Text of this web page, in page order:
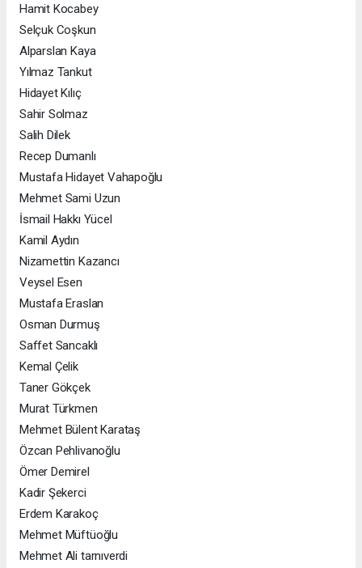
Hamit Kocabey
Selçuk Coşkun
Alparslan Kaya
Yılmaz Tankut
Hidayet Kılıç
Sahir Solmaz
Salih Dilek
Recep Dumanlı
Mustafa Hidayet Vahapoğlu
Mehmet Sami Uzun
İsmail Hakkı Yücel
Kamil Aydın
Nizamettin Kazancı
Veysel Esen
Mustafa Eraslan
Osman Durmuş
Saffet Sancaklı
Kemal Çelik
Taner Gökçek
Murat Türkmen
Mehmet Bülent Karataş
Özcan Pehlivanoğlu
Ömer Demirel
Kadir Şekerci
Erdem Karakoç
Mehmet Müftüoğlu
Mehmet Ali tarnıverdi